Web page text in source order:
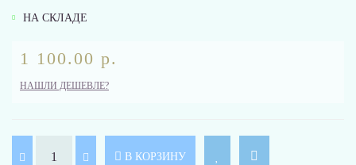
НА СКЛАДЕ
1 100.00 р.
НАШЛИ ДЕШЕВЛЕ?
В КОРЗИНУ